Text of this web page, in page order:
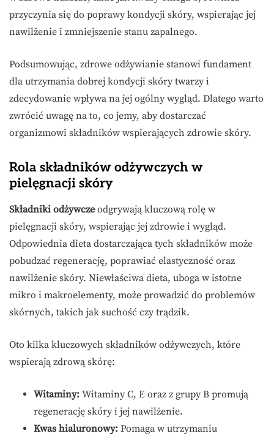
przyczynia się do poprawy kondycji skóry, wspierając jej
nawilżenie i zmniejszenie stanu zapalnego.
Podsumowując, zdrowe odżywianie stanowi fundament
dla utrzymania dobrej kondycji skóry twarzy i
zdecydowanie wpływa na jej ogólny wygląd. Dlatego warto
zwrócić uwagę na to, co jemy, aby dostarczać
organizmowi składników wspierających zdrowie skóry.
Rola składników odżywczych w
pielęgnacji skóry
Składniki odżywcze odgrywają kluczową rolę w
pielęgnacji skóry, wspierając jej zdrowie i wygląd.
Odpowiednia dieta dostarczająca tych składników może
pobudzać regenerację, poprawiać elastyczność oraz
nawilżenie skóry. Niewłaściwa dieta, uboga w istotne
mikro i makroelementy, może prowadzić do problemów
skórnych, takich jak suchość czy trądzik.
Oto kilka kluczowych składników odżywczych, które
wspierają zdrową skórę:
Witaminy: Witaminy C, E oraz z grupy B promują
regenerację skóry i jej nawilżenie.
Kwas hialuronowy: Pomaga w utrzymaniu